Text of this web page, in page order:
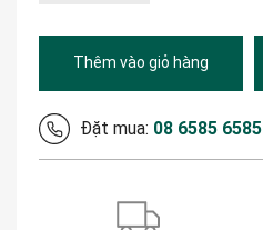
Thêm vào giỏ hàng
Đặt mua: 08 6585 6585